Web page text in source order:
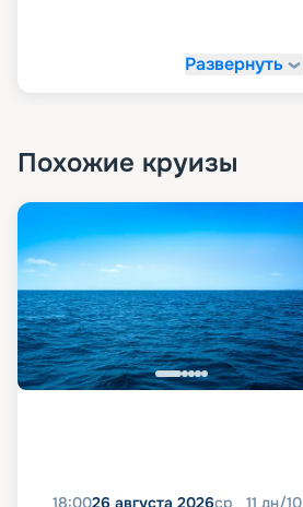
Развернуть
Похожие круизы
18:0026 августа 2026ср 11 дн/10